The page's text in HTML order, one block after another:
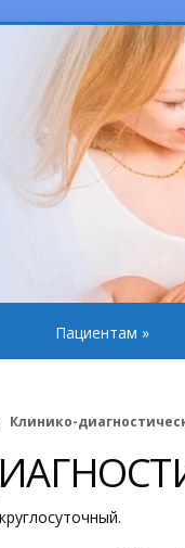
Пациентам »
Клинико-